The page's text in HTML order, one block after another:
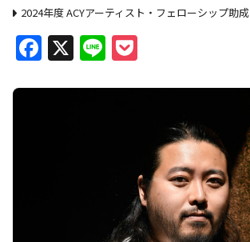
2024年度 ACYアーティスト・フェローシップ助成
Facebook
X Line